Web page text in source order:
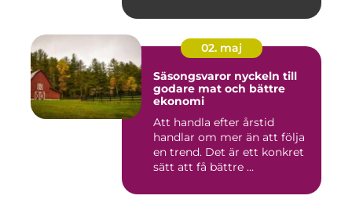
02. maj
Säsongsvaror nyckeln till
godare mat och bättre
ekonomi
Att handla efter årstid
handlar om mer än att följa
en trend. Det är ett konkret
sätt att få bättre ...